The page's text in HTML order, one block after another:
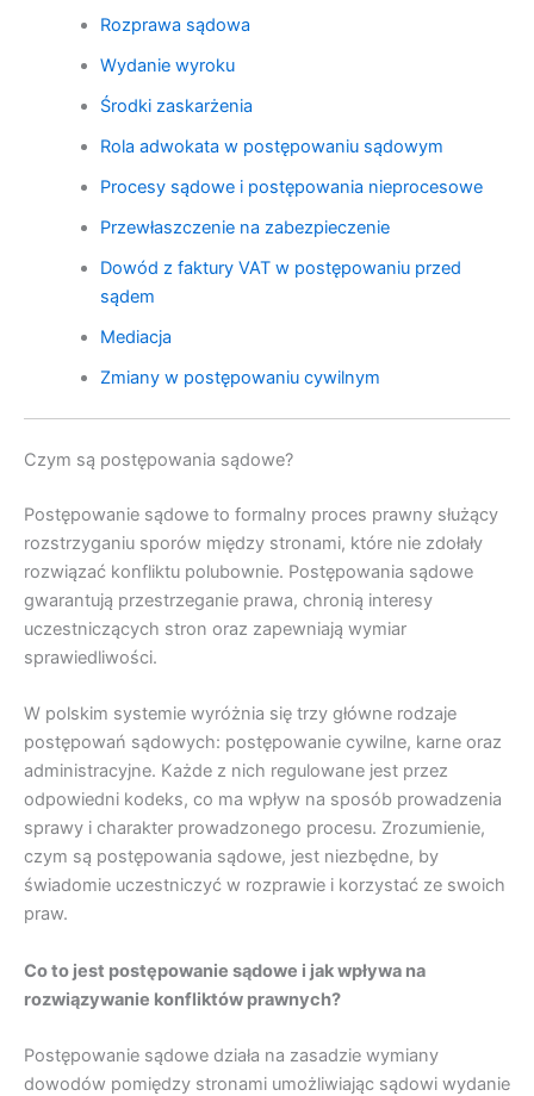
Rozprawa sądowa
Wydanie wyroku
Środki zaskarżenia
Rola adwokata w postępowaniu sądowym
Procesy sądowe i postępowania nieprocesowe
Przewłaszczenie na zabezpieczenie
Dowód z faktury VAT w postępowaniu przed
sądem
Mediacja
Zmiany w postępowaniu cywilnym
Czym są postępowania sądowe?
Postępowanie sądowe to formalny proces prawny służący
rozstrzyganiu sporów między stronami, które nie zdołały
rozwiązać konfliktu polubownie. Postępowania sądowe
gwarantują przestrzeganie prawa, chronią interesy
uczestniczących stron oraz zapewniają wymiar
sprawiedliwości.
W polskim systemie wyróżnia się trzy główne rodzaje
postępowań sądowych: postępowanie cywilne, karne oraz
administracyjne. Każde z nich regulowane jest przez
odpowiedni kodeks, co ma wpływ na sposób prowadzenia
sprawy i charakter prowadzonego procesu. Zrozumienie,
czym są postępowania sądowe, jest niezbędne, by
świadomie uczestniczyć w rozprawie i korzystać ze swoich
praw.
Co to jest postępowanie sądowe i jak wpływa na
rozwiązywanie konfliktów prawnych?
Postępowanie sądowe działa na zasadzie wymiany
dowodów pomiędzy stronami umożliwiając sądowi wydanie